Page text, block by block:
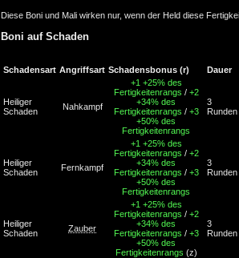
Diese Boni und Mali wirken nur, wenn der Held diese
Boni auf Schaden
Schadensart Angriffsart Schadensbonus (r) Dauer
Heiliger
Schaden
Nahkampf
+1 +25% des
Fertigkeitenrangs / +2
+34% des
Fertigkeitenrangs / +3
+50% des
Fertigkeitenrangs
3
Runden
Heiliger
Schaden
Fernkampf
+1 +25% des
Fertigkeitenrangs / +2
+34% des
Fertigkeitenrangs / +3
+50% des
Fertigkeitenrangs
3
Runden
Heiliger
Schaden
Zauber
+1 +25% des
Fertigkeitenrangs / +2
+34% des
Fertigkeitenrangs / +3
+50% des
Fertigkeitenrangs (z)
3
Runden